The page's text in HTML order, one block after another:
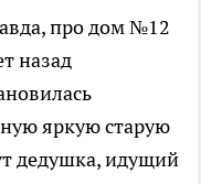
про дом №12
назад
яркую старую
дедушка, идущий